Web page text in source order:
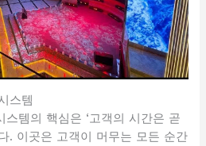
스템
템의 핵심은 ‘고객의 시간은 곧
. 이곳은 고객이 머무는 모든 순간